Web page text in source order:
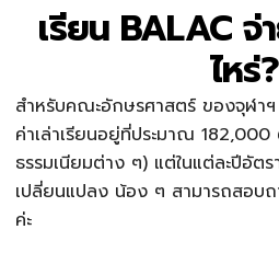
เรียน BALAC จ่
ไหร่?
สำหรับคณะอักษรศาสตร์ ของจุฬาฯ
ค่าเล่าเรียนอยู่ที่ประมาณ 182,000
ธรรมเนียมต่าง ๆ) แต่ในแต่ละปีอัตร
เปลี่ยนแปลง น้อง ๆ สามารถสอบ
ค่ะ